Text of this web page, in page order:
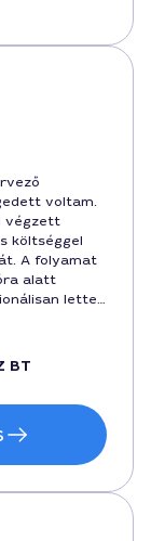
voltam.
végzett
költséggel
A folyamat
alatt
lettek
BT